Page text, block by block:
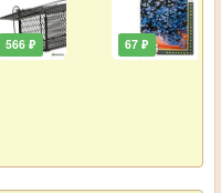
566 ₽ 67 ₽